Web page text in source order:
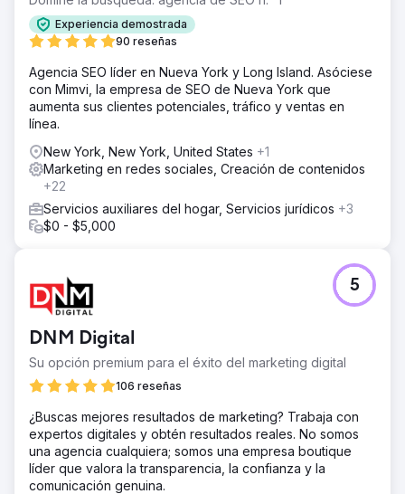
perdiendo cuota de mercado frente a competidores con
menor autoridad técnica pero mejor posicionamiento SEO.
La solución
Implementamos una estrategia integral de SEO técnico y
expansión de contenido. Esto incluyó: Auditoría técnica:
Optimizamos los metadatos y la arquitectura del sitio web
para alinearlos con la intención de búsqueda. Centros de
modelos específicos de Toyota (p. ej., Land Cruiser,
Hilux) para captar tráfico de nicho. Campañas de
retargeting: Implementamos una campaña de
automatización para recuperar a los visitantes que
buscan información sobre mejoras complejas.
Logramos transformar su autoridad offline en dominio
online, duplicando su presencia orgánica. Incremento de
más del 100% en tráfico orgánico (volumen de tráfico
entre los 3 primeros puestos. Visibilidad máxima para
términos de alto valor relacionados con el rendimiento de
Toyota.
Ir a la página de la agencia
Experiencia demostrada
90 reseñas
Agencia SEO líder en Nueva York y Long Island. Asóciese
con Mimvi, la empresa de SEO de Nueva York que
aumenta sus clientes potenciales, tráfico y ventas en
línea.
New York, New York, United States +1
Marketing en redes sociales, Creación de contenidos
+22
Servicios auxiliares del hogar, Servicios jurídicos +3
$0 - $5,000
DNM Digital
Su opción premium para el éxito del marketing digital
106 reseñas
5
¿Buscas mejores resultados de marketing? Trabaja con
expertos digitales y obtén resultados reales. No somos
una agencia cualquiera; somos una empresa boutique
líder que valora la transparencia, la confianza y la
comunicación genuina.